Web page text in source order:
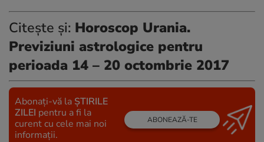
Citește și: Horoscop Urania.
Previziuni astrologice pentru
perioada 14 – 20 octombrie 2017
Abonați-vă la ȘTIRILE
ZILEI pentru a fi la
curent cu cele mai noi
informații.
ABONEAZĂ-TE